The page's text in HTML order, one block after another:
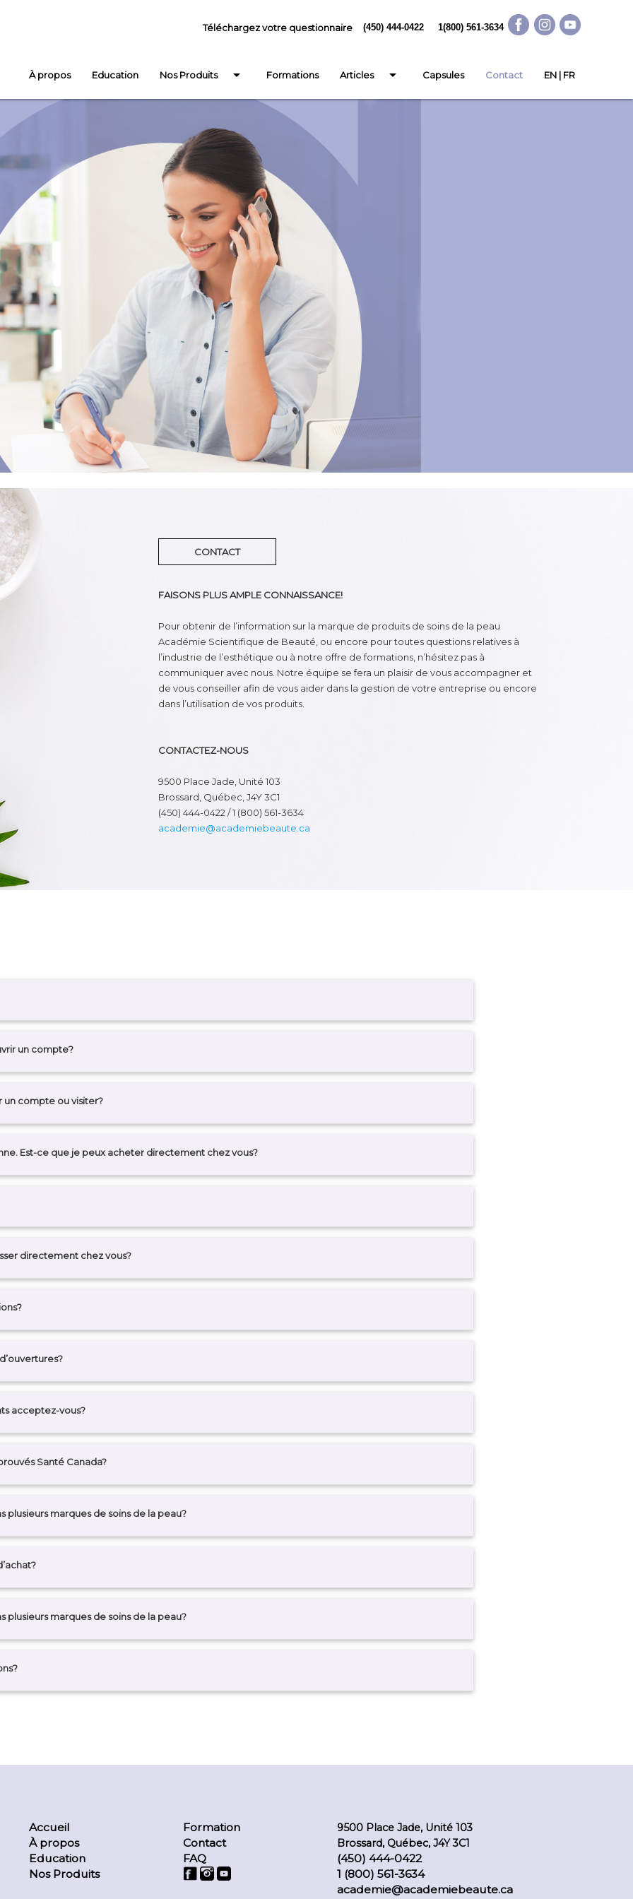
À propos Education Nos Produits arrow_drop_down Formations Articles arrow_drop_down Capsules Contact EN | FR
Téléchargez votre questionnaire (450) 444-0422//// 1(800) 561-3634
CONTACT
FAISONS PLUS AMPLE CONNAISSANCE!
Pour obtenir de l’information sur la marque de produits de soins de la peau
Académie Scientifique de Beauté, ou encore pour toutes questions relatives à
l’industrie de l’esthétique ou à notre offre de formations, n’hésitez pas à
communiquer avec nous. Notre équipe se fera un plaisir de vous accompagner et
de vous conseiller afin de vous aider dans la gestion de votre entreprise ou encore
dans l’utilisation de vos produits.
CONTACTEZ-NOUS
9500 Place Jade, Unité 103
Brossard, Québec, J4Y 3C1
(450) 444-0422 / 1 (800) 561-3634
academie@academiebeaute.ca
un compte?
un compte ou visiter?
Est-ce que je peux acheter directement chez vous?
directement chez vous?
acceptez-vous?
Santé Canada?
plusieurs marques de soins de la peau?
plusieurs marques de soins de la peau?
Accueil
À propos
Education
Nos Produits
Formation
Contact
FAQ
9500 Place Jade, Unité 103
Brossard, Québec, J4Y 3C1
(450) 444-0422
1 (800) 561-3634
academie@academiebeaute.ca